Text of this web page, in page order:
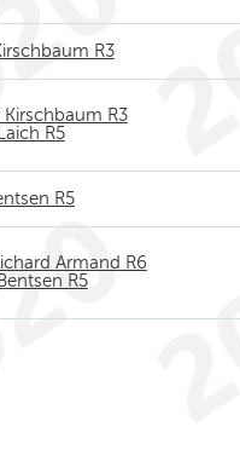
R3
Kirschbaum R3
R5
R5
Armand R6
R5